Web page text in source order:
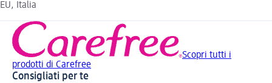
EU, Italia
Scopri tutti i
prodotti di Carefree
Consigliati per te